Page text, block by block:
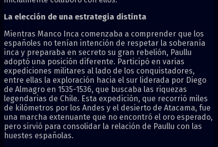
La elección de una estrategia distinta
Mientras Manco Inca comenzaba a comprender que los
españoles no tenían intención de respetar la soberanía
inca y preparaba en secreto su gran rebelión, Paullu
adoptó una posición diferente. Participó en varias
expediciones militares al lado de los conquistadores,
entre ellas la exploración hacia el sur liderada por Diego
de Almagro en 1535-1536, que buscaba las riquezas
legendarias de Chile. Esta expedición, que recorrió miles
de kilómetros por los Andes y el desierto de Atacama, fue
una marcha extenuante que no encontró el oro esperado,
pero sirvió para consolidar la relación de Paullu con las
huestes españolas.